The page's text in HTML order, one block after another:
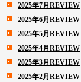
2025年7月REVIEW
2025年6月REVIEW
2025年5月REVIEW
2025年4月REVIEW
2025年3月REVIEW
2025年2月REVIEW